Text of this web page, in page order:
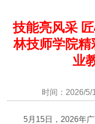
技能亮风采
林技师学院
业
时间：2026/
5月15日，2026年